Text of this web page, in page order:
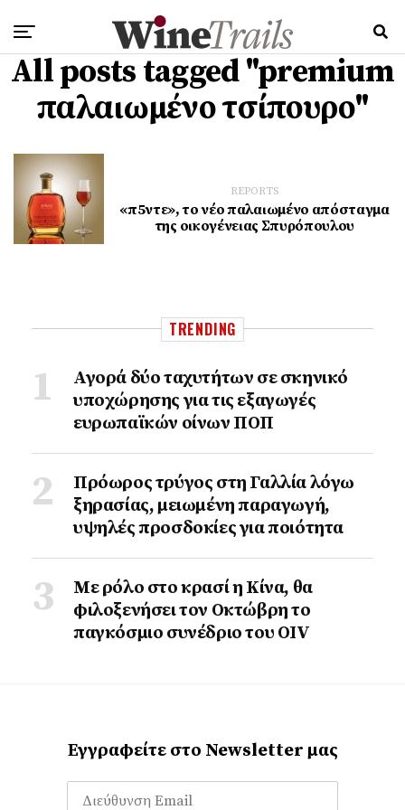
All posts tagged "premium
παλαιωμένο τσίπουρο"
REPORTS
«π5ντε», το νέο παλαιωμένο απόσταγμα
της οικογένειας Σπυρόπουλου
TRENDING
Αγορά δύο ταχυτήτων σε σκηνικό
υποχώρησης για τις εξαγωγές
ευρωπαϊκών οίνων ΠΟΠ
Πρόωρος τρύγος στη Γαλλία λόγω
ξηρασίας, μειωμένη παραγωγή,
υψηλές προσδοκίες για ποιότητα
Με ρόλο στο κρασί η Κίνα, θα
φιλοξενήσει τον Οκτώβρη το
παγκόσμιο συνέδριο του ΟΙV
Εγγραφείτε στο Newsletter μας